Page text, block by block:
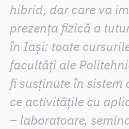
hibrid, dar care va
prezența fizică a
în Iași: toate
facultăți ale
fi susținute în sistem
ce activitățile cu
– laboratoare,